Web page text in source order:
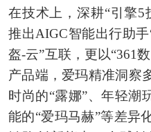
在技术上，深耕“引擎5
推出AIGC智能出行助
盔-云”互联，更以“361
产品端，爱玛精准洞察
时尚的“露娜”、年轻潮
能的“爱玛马赫”等差异